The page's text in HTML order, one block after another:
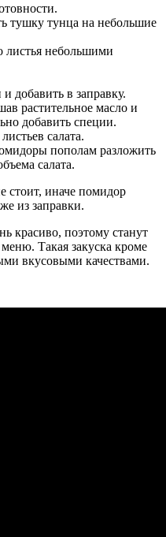
тушку тунца на небольшие
листья небольшими
добавить в заправку.
растительное масло и
добавить специи.
салата.
пополам разложить
салата.
стоит, иначе помидор
из заправки.
красиво, поэтому станут
Такая закуска кроме
вкусовыми качествами.